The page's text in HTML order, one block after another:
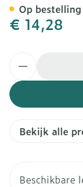
€ 14,28
Op bestelling
Bekijk alle
Beschikbare